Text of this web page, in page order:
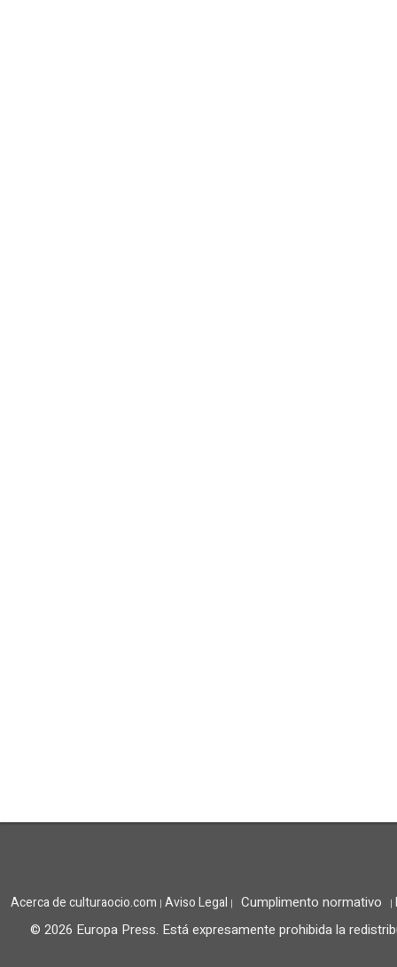
Acerca de culturaocio.com | Aviso Legal | Cumplimento normativo |
© 2026 Europa Press. Está expresamente prohibida la